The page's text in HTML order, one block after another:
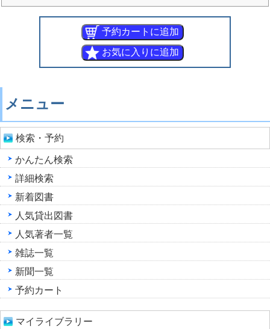
メニュー
検索・予約
かんたん検索
詳細検索
新着図書
人気貸出図書
人気著者一覧
雑誌一覧
新聞一覧
予約カート
マイライブラリー